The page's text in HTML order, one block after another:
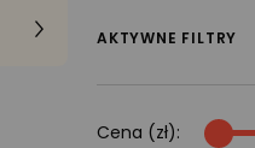
AKTYWNE FILTRY
Cena (zł):